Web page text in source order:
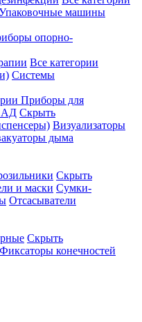
машины
опорно-
Все категории
Системы
Приборы для
АД Скрыть
Визуализаторы
дыма
Скрыть
и маски Сумки-
Отсасыватели
Скрыть
Фиксаторы конечностей